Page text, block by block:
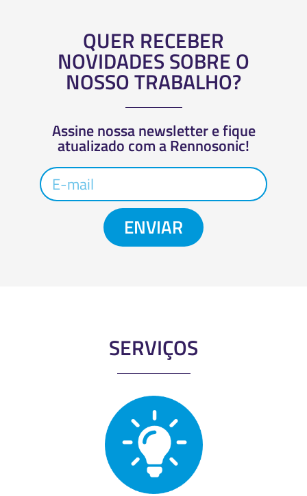
QUER RECEBER
NOVIDADES SOBRE O
NOSSO TRABALHO?
Assine nossa newsletter e fique
atualizado com a Rennosonic!
ENVIAR
SERVIÇOS